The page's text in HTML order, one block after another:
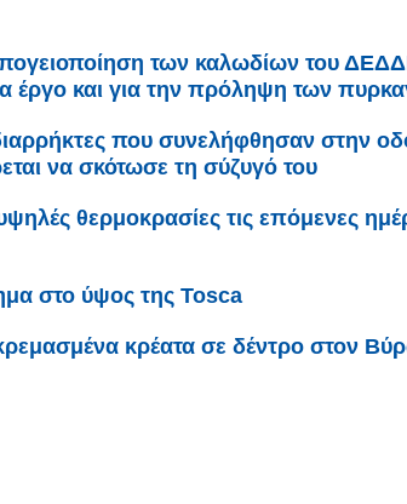
των καλωδίων του
έργο και για την πρόληψη των
που συνελήφθησαν στην
να σκότωσε τη σύζυγό του
θερμοκρασίες τις επόμενες
στο ύψος της Tosca
κρέατα σε δέντρο στον